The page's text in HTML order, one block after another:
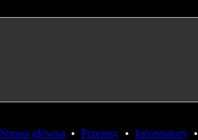
Strona główna • Przepisy • Informatory